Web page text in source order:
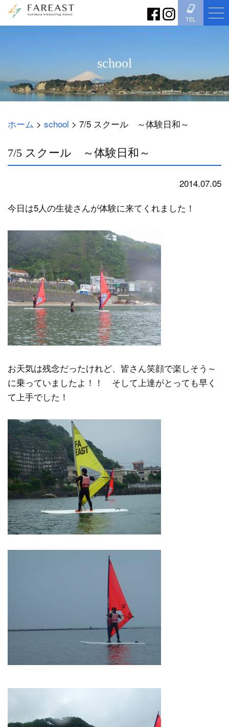
TEL
school
ホーム > school > 7/5 スクール ～体験日和～
7/5 スクール ～体験日和～
2014.07.05
今日は5人の生徒さんが体験に来てくれました！
お天気は残念だったけれど、皆さん笑顔で楽しそう～
に乗っていましたよ！！ そして上達がとっても早く
て上手でした！